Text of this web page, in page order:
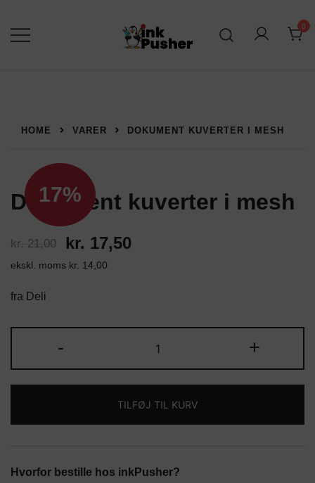
indhold
0
HOME VARER DOKUMENT KUVERTER I MESH
17%
Dokument kuverter i mesh
kr. 21,00
Den
oprindelige
var:
kr. 17,50
er:
kr. 17,50.
ekskl. moms kr. 14,00
fra Deli
-
kuverter
i
antal
+
TILFØJ TIL KURV
Hvorfor bestille hos inkPusher?